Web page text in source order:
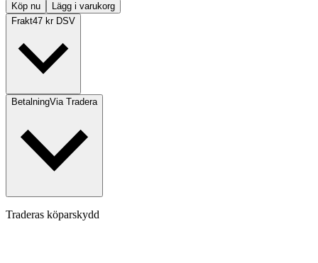
Köp nu
Lägg i varukorg
Frakt47 kr DSV
BetalningVia Tradera
Traderas köparskydd